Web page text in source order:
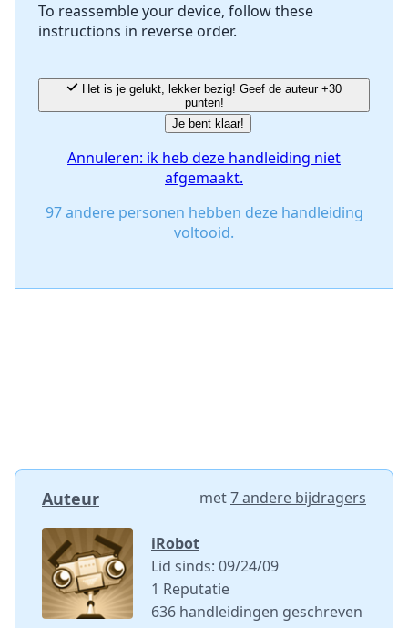
Annuleren
To reassemble your device, follow these
instructions in reverse order.
punten!
Je bent klaar!
Annuleren: ik heb deze handleiding niet
afgemaakt.
97 andere personen hebben deze handleiding
voltooid.
Auteur met7 andere bijdragers
iRobot
Lid sinds: 09/24/09
1 Reputatie
636 handleidingen geschreven